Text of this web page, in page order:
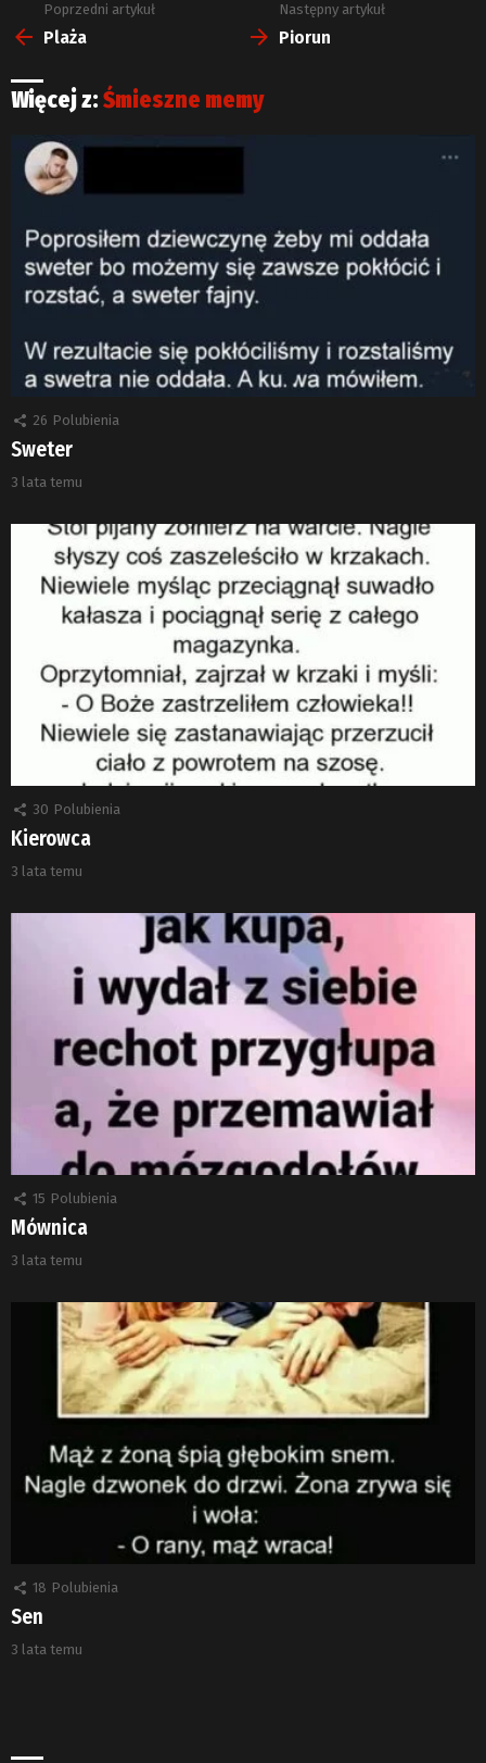
Zobacz
więcej
Poprzedni artykuł
Plaża
Następny artykuł
Piorun
Więcej z:Śmieszne memy
26 Polubienia
Sweter
3 lata temu
30 Polubienia
Kierowca
3 lata temu
15 Polubienia
Mównica
3 lata temu
18 Polubienia
Sen
3 lata temu